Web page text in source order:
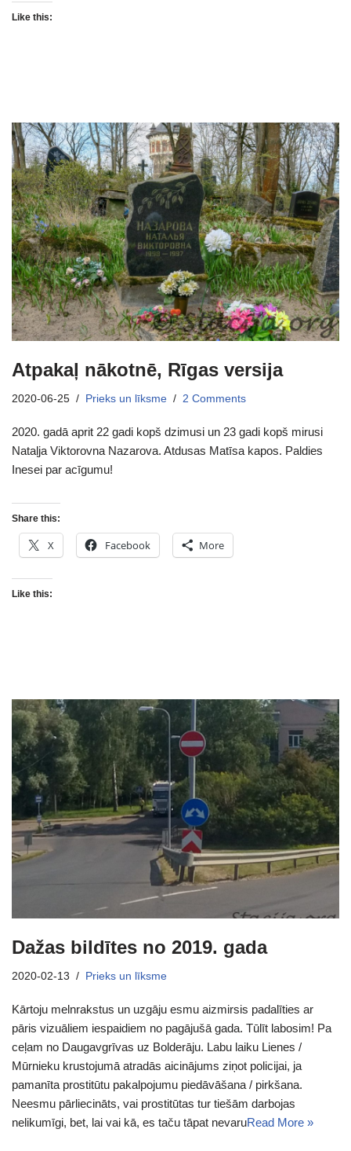
Like this:
Atpakaļ nākotnē, Rīgas versija
2020-06-25 Prieks un līksme 2 Comments
2020. gadā aprit 22 gadi kopš dzimusi un 23 gadi kopš mirusi
Nataļja Viktorovna Nazarova. Atdusas Matīsa kapos. Paldies
Inesei par acīgumu!
Share this:
X Facebook More
Like this:
Dažas bildītes no 2019. gada
2020-02-13 Prieks un līksme
Kārtoju melnrakstus un uzgāju esmu aizmirsis padalīties ar
pāris vizuāliem iespaidiem no pagājušā gada. Tūlīt labosim! Pa
ceļam no Daugavgrīvas uz Bolderāju. Labu laiku Lienes /
Mūrnieku krustojumā atradās aicinājums ziņot policijai, ja
pamanīta prostitūtu pakalpojumu piedāvāšana / pirkšana.
Neesmu pārliecināts, vai prostitūtas tur tiešām darbojas
nelikumīgi, bet, lai vai kā, es taču tāpat nevaruRead More »